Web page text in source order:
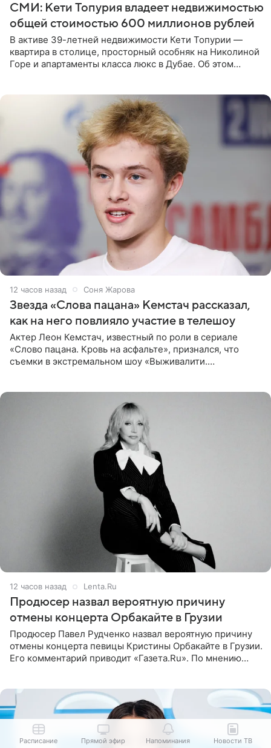
СМИ: Кети Топурия владеет недвижимостью
общей стоимостью 600 миллионов рублей
В активе 39-летней недвижимости Кети Топурии —
квартира в столице, просторный особняк на Николиной
Горе и апартаменты класса люкс в Дубае. Об этом
12 часов назад Соня Жарова
Звезда «Слова пацана» Кемстач рассказал,
как на него повлияло участие в телешоу
Актер Леон Кемстач, известный по роли в сериале
«Слово пацана. Кровь на асфальте», признался, что
съемки в экстремальном шоу «Выживалити.
12 часов назад Lenta.Ru
Продюсер назвал вероятную причину
отмены концерта Орбакайте в Грузии
Продюсер Павел Рудченко назвал вероятную причину
отмены концерта певицы Кристины Орбакайте в Грузии.
Его комментарий приводит «Газета.Ru». По мнению
Расписание Прямой эфир Напоминания Новости ТВ